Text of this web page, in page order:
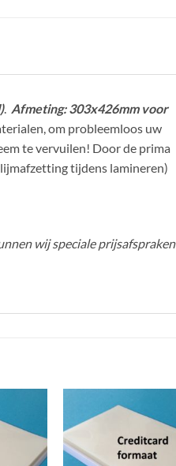
. Afmeting: 303x426mm voor
om probleemloos uw
te vervuilen! Door de prima
tijdens lamineren)
wij speciale prijsafspraken